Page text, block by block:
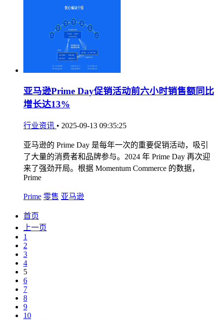
亚马逊Prime Day促销活动前六小时销售额同比
增长达13%
行业资讯 • 2025-09-13 09:35:25
亚马逊的 Prime Day 是每年一次的重要促销活动，吸引
了大量的消费者和品牌参与。2024 年 Prime Day 再次迎
来了强劲开局。根据 Momentum Commerce 的数据，
Prime
Prime 零售 亚马逊
首页
上一页
1
2
3
4
5
6
7
8
9
10